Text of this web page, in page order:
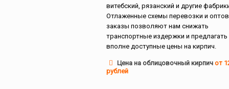
витебский, рязанский и другие
Отлаженные схемы перевозки и
заказы позволяют нам снижать
транспортные издержки и
вполне доступные цены на кирпич.
Цена на облицовочный кирпичот
рублей